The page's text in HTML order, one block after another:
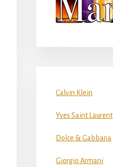
Calvin Klein
Yves Saint Laurent
Dolce & Gabbana
Giorgio Armani